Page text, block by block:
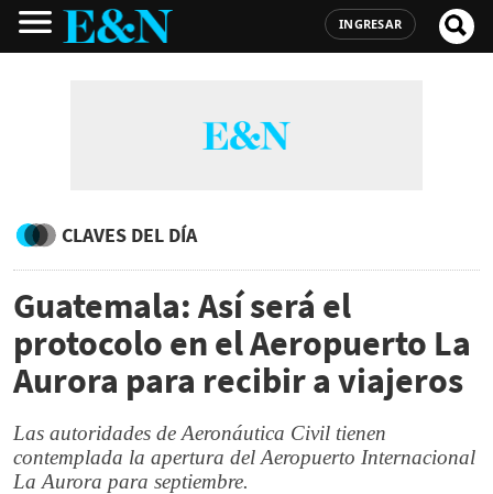
INGRESAR
CLAVES DEL DÍA
Guatemala: Así será el
protocolo en el Aeropuerto La
Aurora para recibir a viajeros
Las autoridades de Aeronáutica Civil tienen
contemplada la apertura del Aeropuerto Internacional
La Aurora para septiembre.